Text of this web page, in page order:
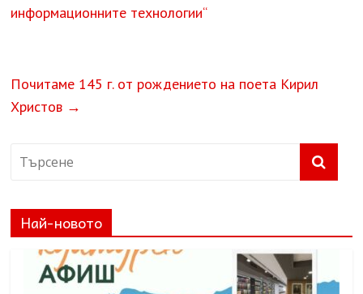
информационните технологии“
Почитаме 145 г. от рождението на поета Кирил
Христов →
Най-новото